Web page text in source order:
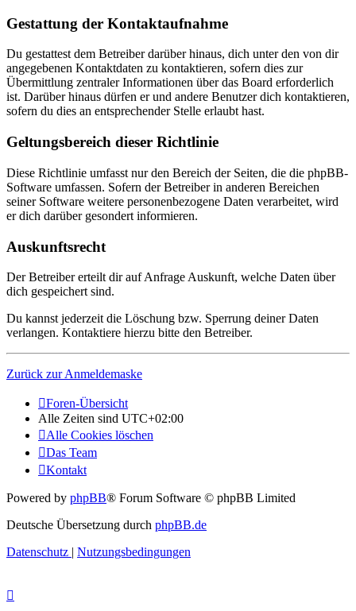
Gestattung der Kontaktaufnahme
Du gestattest dem Betreiber darüber hinaus, dich unter den von dir
angegebenen Kontaktdaten zu kontaktieren, sofern dies zur
Übermittlung zentraler Informationen über das Board erforderlich
ist. Darüber hinaus dürfen er und andere Benutzer dich kontaktieren,
sofern du dies an entsprechender Stelle erlaubt hast.
Geltungsbereich dieser Richtlinie
Diese Richtlinie umfasst nur den Bereich der Seiten, die die phpBB-
Software umfassen. Sofern der Betreiber in anderen Bereichen
seiner Software weitere personenbezogene Daten verarbeitet, wird
er dich darüber gesondert informieren.
Auskunftsrecht
Der Betreiber erteilt dir auf Anfrage Auskunft, welche Daten über
dich gespeichert sind.
Du kannst jederzeit die Löschung bzw. Sperrung deiner Daten
verlangen. Kontaktiere hierzu bitte den Betreiber.
Zurück zur Anmeldemaske
Foren-Übersicht
Alle Zeiten sind UTC+02:00
Alle Cookies löschen
Das Team
Kontakt
Powered by phpBB® Forum Software © phpBB Limited
Deutsche Übersetzung durch phpBB.de
Datenschutz | Nutzungsbedingungen